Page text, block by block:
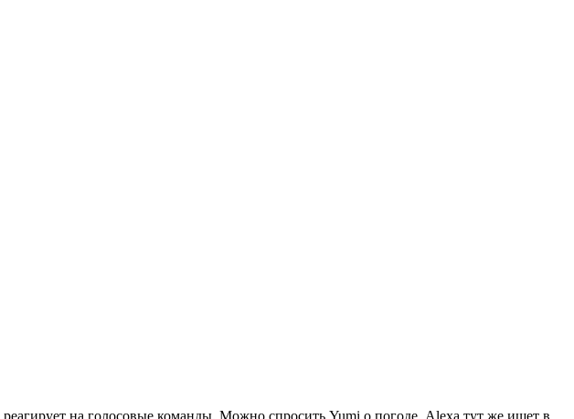
на голосовые команды. Можно спросить Yumi о погоде, Alexa тут же ищет в